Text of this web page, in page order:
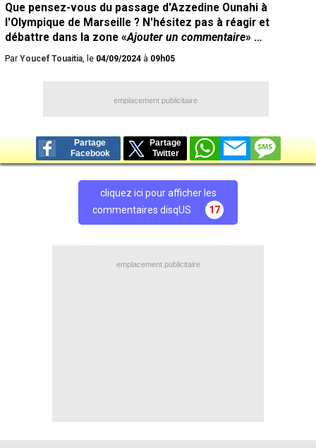
Que pensez-vous du passage d'Azzedine Ounahi à
l'Olympique de Marseille ? N'hésitez pas à réagir et
débattre dans la zone «Ajouter un commentaire» …
Par Youcef Touaitia, le 04/09/2024 à 09h05
emplacement publicitaire
Partage
Facebook
Partage
Twitter
cliquez ici pour afficher les
commentaires disqUS
17
emplacement publicitaire